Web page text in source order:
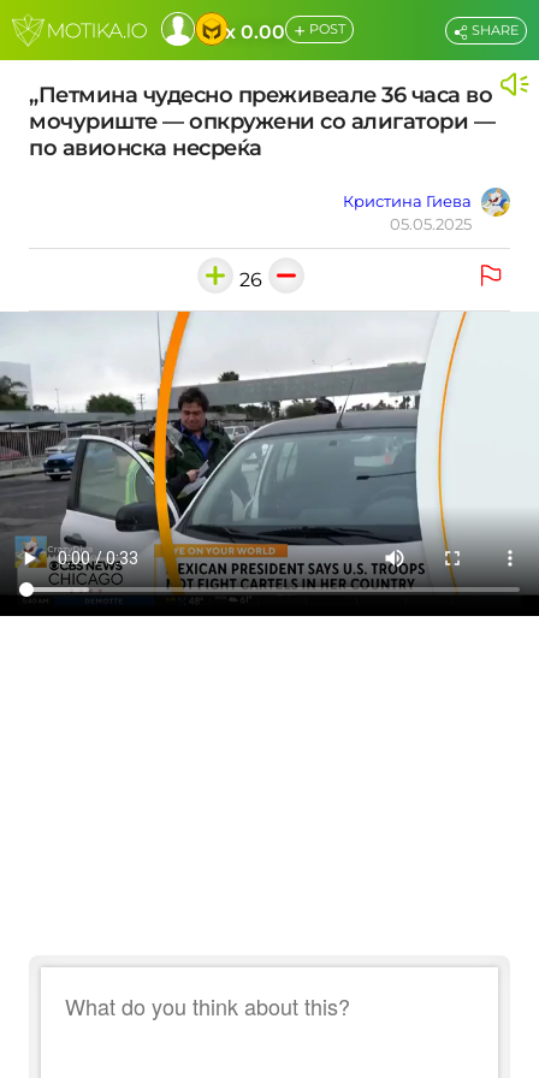
x 0.00 + POST
„Петмина чудесно преживеале 36 часа во
мочуриште — опкружени со алигатори —
по авионска несреќа
Кристина Гиева
05.05.2025
SHARE
26